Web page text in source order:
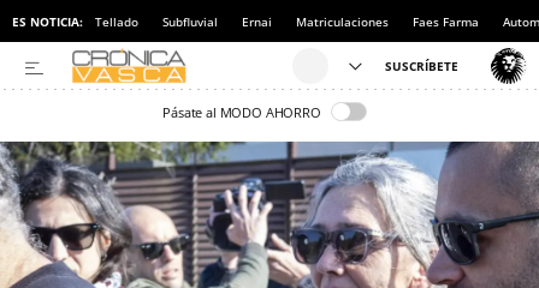
ES NOTICIA: Tellado Subfluvial Ernai Matriculaciones Faes Farma
Pásate al MODO AHORRO